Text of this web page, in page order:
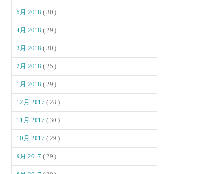
5月 2018( 30 )
4月 2018( 29 )
3月 2018( 30 )
2月 2018( 25 )
1月 2018( 29 )
12月 2017( 28 )
11月 2017( 30 )
10月 2017( 29 )
9月 2017( 29 )